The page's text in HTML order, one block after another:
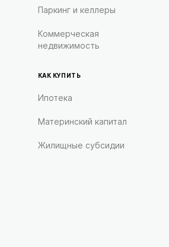
Паркинг и келлеры
Коммерческая
недвижимость
КАК КУПИТЬ
Ипотека
Материнский капитал
Жилищные субсидии